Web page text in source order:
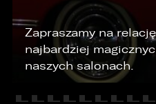
KONTAKT
Zapraszamy na
najbardziej
naszych salonach.